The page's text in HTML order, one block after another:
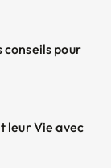
pour
leur Vie avec